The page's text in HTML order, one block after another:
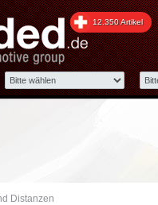
12.350 Artikel
Distanzen